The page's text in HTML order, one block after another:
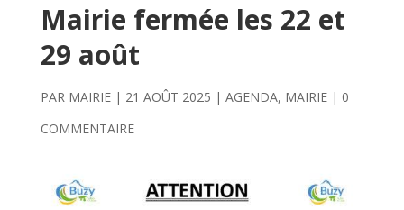
Mairie fermée les 22 et
29 août
PAR MAIRIE| 21 AOÛT 2025 | AGENDA, MAIRIE| 0
COMMENTAIRE